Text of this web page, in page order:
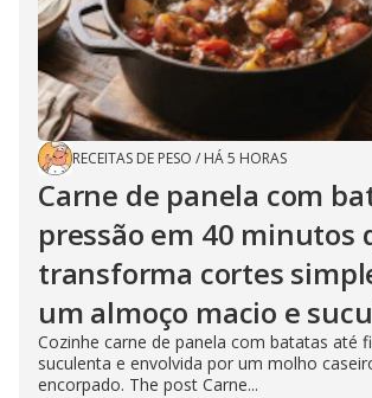
RECEITAS DE PESO / HÁ 5 HORAS
Carne de panela com
pressão em 40 minutos
transforma cortes
um almoço macio e
Cozinhe carne de panela com batatas até
suculenta e envolvida por um molho
encorpado. The post Carne...